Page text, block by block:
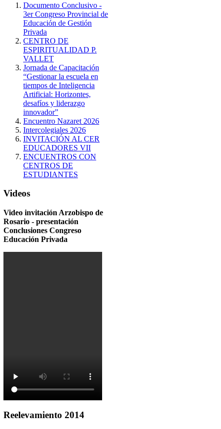
Documento Conclusivo -
3er Congreso Provincial de
Educación de Gestión
Privada
CENTRO DE
ESPIRITUALIDAD P.
VALLET
Jornada de Capacitación
“Gestionar la escuela en
tiempos de Inteligencia
Artificial: Horizontes,
desafíos y liderazgo
innovador”
Encuentro Nazaret 2026
Intercolegiales 2026
INVITACIÓN AL CER
EDUCADORES VII
ENCUENTROS CON
CENTROS DE
ESTUDIANTES
Videos
Video invitación Arzobispo de
Rosario - presentación
Conclusiones Congreso
Educación Privada
Reelevamiento 2014